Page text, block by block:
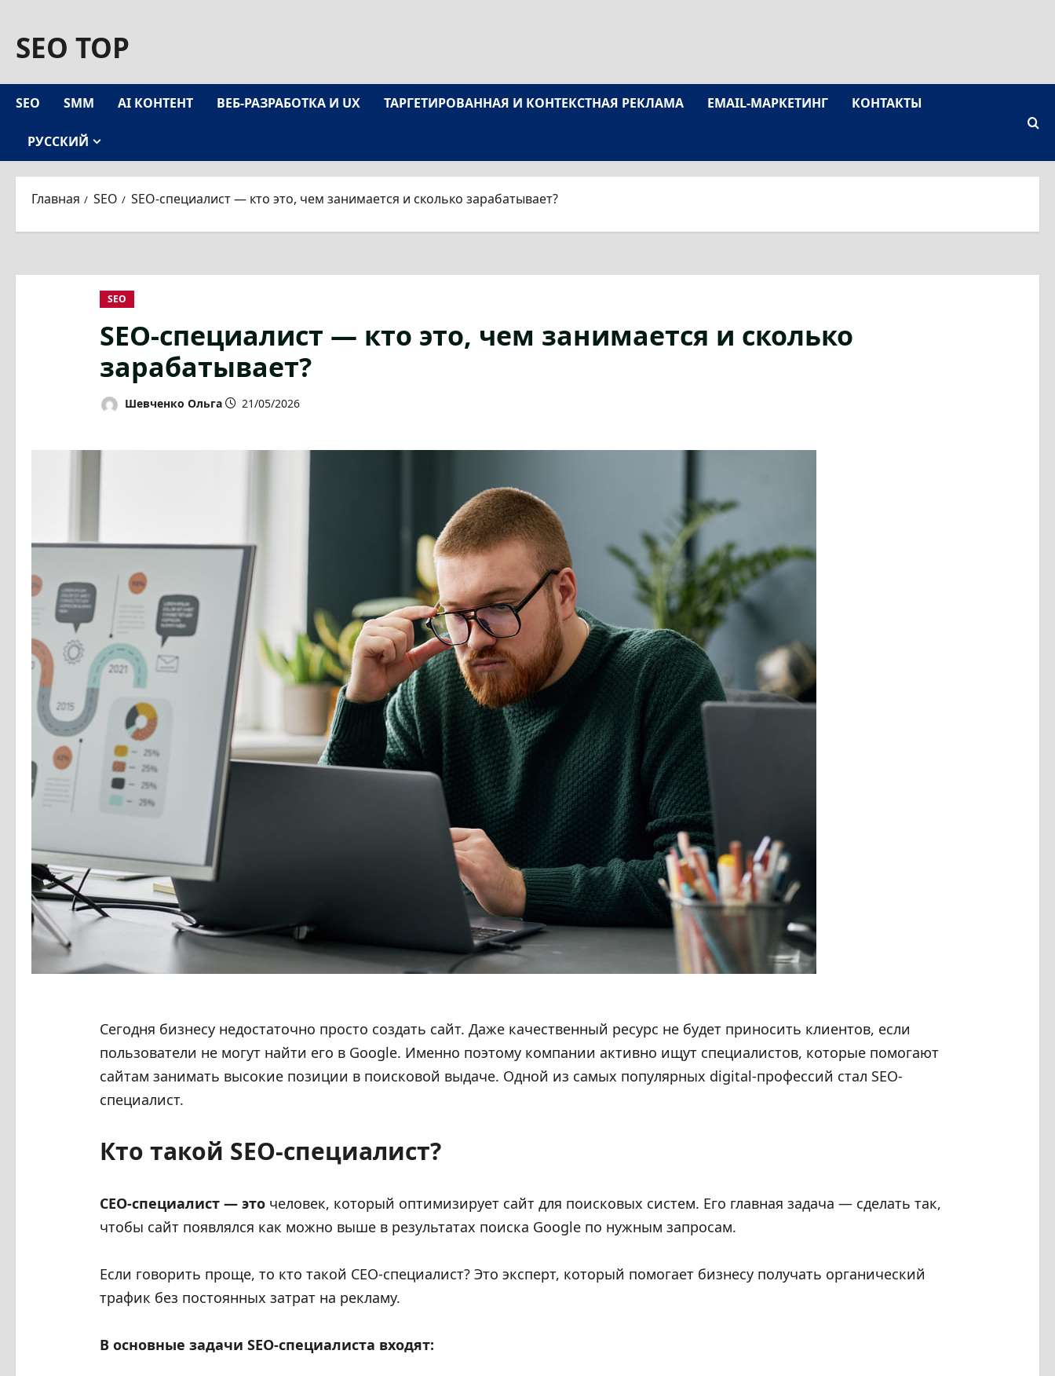
содержимому
SEO TOP
SEO SMM АІ КОНТЕНТ ВЕБ-РАЗРАБОТКА И UX ТАРГЕТИРОВАННАЯ И КОНТЕКСТНАЯ РЕКЛАМА EMAIL-МАРКЕТИНГ КОНТАКТЫ
РУССКИЙ
Главная SEO SEO-специалист — кто это, чем занимается и сколько зарабатывает?
SEO
SEO-специалист — кто это, чем занимается и сколько
зарабатывает?
Шевченко Ольга 21/05/2026
Сегодня бизнесу недостаточно просто создать сайт. Даже качественный ресурс не будет приносить клиентов, если
пользователи не могут найти его в Google. Именно поэтому компании активно ищут специалистов, которые помогают
сайтам занимать высокие позиции в поисковой выдаче. Одной из самых популярных digital-профессий стал SEO-
специалист.
Кто такой SEO-специалист?
СЕO-специалист — эточеловек, который оптимизирует сайт для поисковых систем. Его главная задача — сделать так,
чтобы сайт появлялся как можно выше в результатах поиска Google по нужным запросам.
Если говорить проще, то кто такой СEO-специалист? Это эксперт, который помогает бизнесу получать органический
трафик без постоянных затрат на рекламу.
В основные задачи SEO-специалиста входят: